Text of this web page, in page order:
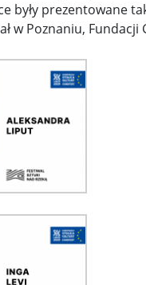
polityk z wy ...
palestyńskiego. ...
metalu ... Michał
Matwijenko ...
oskarżenia o l ...
ziemi. M ... Dr
Hołowni o ...
podpaleniach w Wa ...
były prezentowane
w Poznaniu, Fundacji